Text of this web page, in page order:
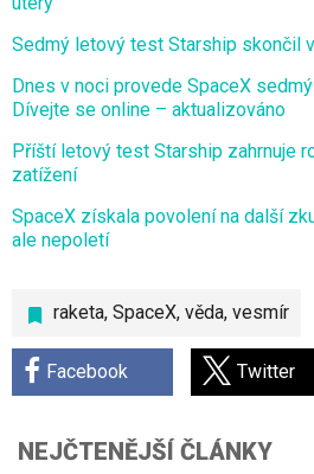
raketa, SpaceX, věda, vesmír
Facebook Twitter
Sedmý letový test Starship skončil
Dnes v noci provede SpaceX
Dívejte se online – aktualizováno
Příští letový test Starship zahrnuje
zatížení
SpaceX získala povolení na další
ale nepoletí
NEJČTENĚJŠÍ ČLÁNKY